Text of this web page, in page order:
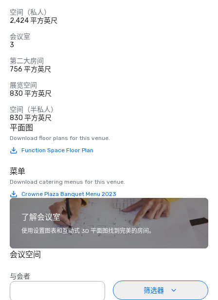
空间（私人）
2,424 平方英尺
会议室
3
第二大房间
756 平方英尺
展览空间
830 平方英尺
空间（半私人）
830 平方英尺
平面图
Download floor plans for this venue.
Function Space Floor Plan
菜单
Download catering menus for this venue.
Crowne Plaza Banquet Menu 2023
了解会议室
使用设置图表和互动式 3D 平面图找到完美的房间。
会议空间
与会者
筛选器